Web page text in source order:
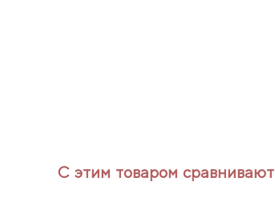
С этим товаром сравнивают